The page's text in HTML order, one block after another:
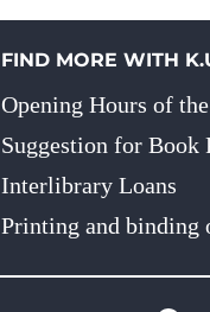
FIND MORE WITH
Opening Hours of
Suggestion for Book
Interlibrary Loans
Printing and binding